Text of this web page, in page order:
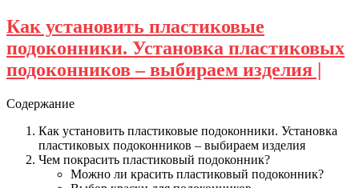
Как установить пластиковые
подоконники. Установка пластиковых
подоконников – выбираем изделия |
Содержание
Как установить пластиковые подоконники. Установка
пластиковых подоконников – выбираем изделия
Чем покрасить пластиковый подоконник?
Можно ли красить пластиковый подоконник?